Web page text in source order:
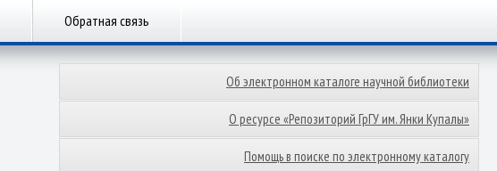
Обратная связь
Об электронном каталоге научной библиотеки
О ресурсе «Репозиторий ГрГУ им. Янки Купалы»
Помощь в поиске по электронному каталогу